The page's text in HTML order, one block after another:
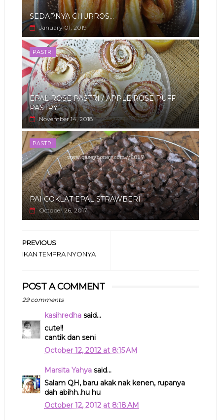
SEDAPNYA CHURROS...
January 01, 2019
PASTRI
EPAL ROSE PASTRI / APPLE ROSE PUFF
PASTRY
November 14, 2018
PASTRI
PAI COKLAT EPAL STRAWBERI
October 26, 2017
PREVIOUS
IKAN TEMPRA NYONYA
POST A COMMENT
29 comments
kasihredhasaid...
cute!!
cantik dan seni
October 12, 2012 at 8:15 AM
Marsita Yahyasaid...
Salam QH, baru akak nak kenen, rupanya
dah abihh..hu hu
October 12, 2012 at 8:18 AM